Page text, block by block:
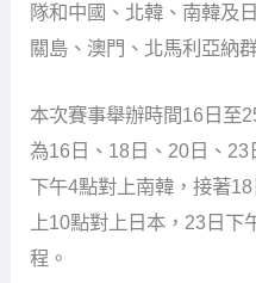
隊和中國、北韓、南韓及
關島、澳門、北馬利亞納
本次賽事舉辦時間16日至
為16日、18日、20日、23
下午4點對上南韓，接著
上10點對上日本，23日
程。